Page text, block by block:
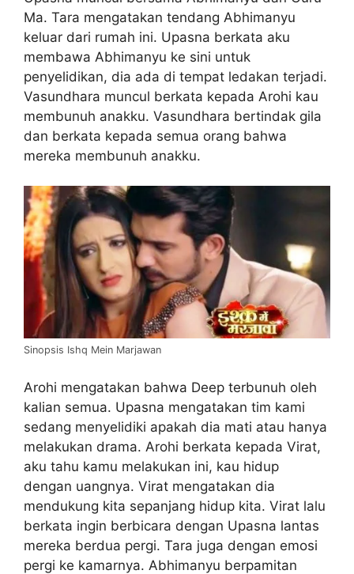
Ma. Tara mengatakan tendang Abhimanyu
keluar dari rumah ini. Upasna berkata aku
membawa Abhimanyu ke sini untuk
penyelidikan, dia ada di tempat ledakan terjadi.
Vasundhara muncul berkata kepada Arohi kau
membunuh anakku. Vasundhara bertindak gila
dan berkata kepada semua orang bahwa
mereka membunuh anakku.
Sinopsis Ishq Mein Marjawan
Arohi mengatakan bahwa Deep terbunuh oleh
kalian semua. Upasna mengatakan tim kami
sedang menyelidiki apakah dia mati atau hanya
melakukan drama. Arohi berkata kepada Virat,
aku tahu kamu melakukan ini, kau hidup
dengan uangnya. Virat mengatakan dia
mendukung kita sepanjang hidup kita. Virat lalu
berkata ingin berbicara dengan Upasna lantas
mereka berdua pergi. Tara juga dengan emosi
pergi ke kamarnya. Abhimanyu berpamitan